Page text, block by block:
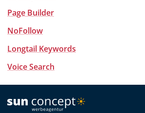
Page Builder
NoFollow
Longtail Keywords
Voice Search